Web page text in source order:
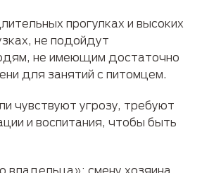
прогулках и высоких
не подойдут
не имеющим достаточно
для занятий с питомцем.
чувствуют угрозу, требуют
и воспитания, чтобы быть
владельца»: смену хозяина